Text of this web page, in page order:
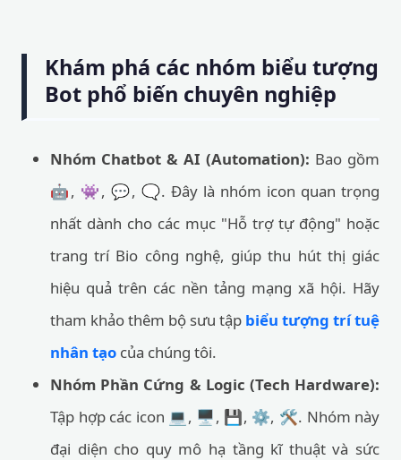
Khám phá các nhóm biểu tượng
Bot phổ biến chuyên nghiệp
Nhóm Chatbot & AI (Automation): Bao gồm
🤖, 👾, 💬, 🗨️. Đây là nhóm icon quan trọng
nhất dành cho các mục "Hỗ trợ tự động" hoặc
trang trí Bio công nghệ, giúp thu hút thị giác
hiệu quả trên các nền tảng mạng xã hội. Hãy
tham khảo thêm bộ sưu tập biểu tượng trí tuệ
nhân tạo của chúng tôi.
Nhóm Phần Cứng & Logic (Tech Hardware):
Tập hợp các icon 💻, 🖥️, 💾, ⚙️, 🛠️. Nhóm này
đại diện cho quy mô hạ tầng kĩ thuật và sức